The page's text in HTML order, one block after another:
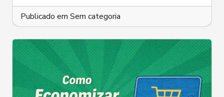
Compras
Online
Publicado em Sem categoria